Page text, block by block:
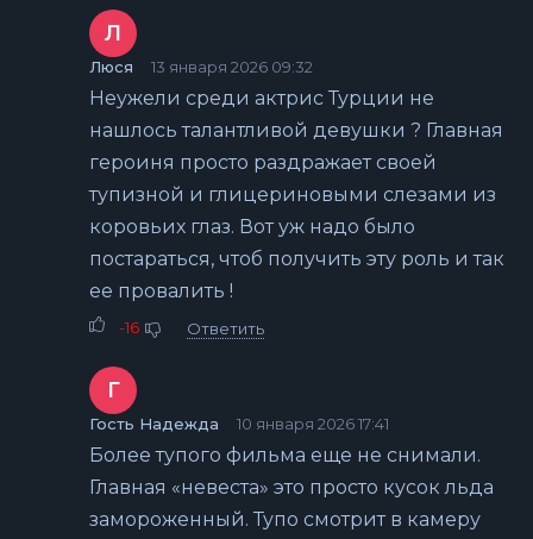
Л
Люся 13 января 2026 09:32
Неужели среди актрис Турции не
нашлось талантливой девушки ? Главная
героиня просто раздражает своей
тупизной и глицериновыми слезами из
коровьих глаз. Вот уж надо было
постараться, чтоб получить эту роль и так
ее провалить !
-16 Ответить
Г
Гость Надежда 10 января 2026 17:41
Более тупого фильма еще не снимали.
Главная «невеста» это просто кусок льда
замороженный. Тупо смотрит в камеру